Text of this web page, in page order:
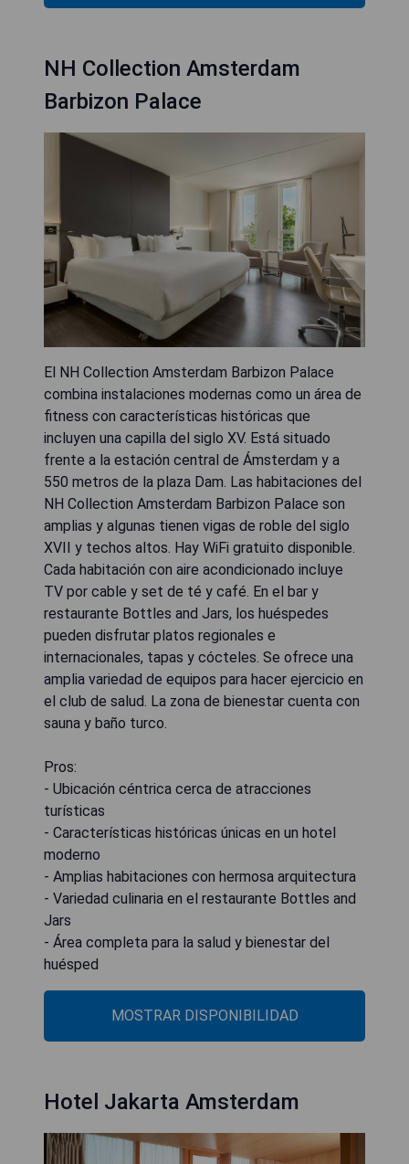
NH Collection Amsterdam
Barbizon Palace
El NH Collection Amsterdam Barbizon Palace
combina instalaciones modernas como un área de
fitness con características históricas que
incluyen una capilla del siglo XV. Está situado
frente a la estación central de Ámsterdam y a
550 metros de la plaza Dam. Las habitaciones del
NH Collection Amsterdam Barbizon Palace son
amplias y algunas tienen vigas de roble del siglo
XVII y techos altos. Hay WiFi gratuito disponible.
Cada habitación con aire acondicionado incluye
TV por cable y set de té y café. En el bar y
restaurante Bottles and Jars, los huéspedes
pueden disfrutar platos regionales e
internacionales, tapas y cócteles. Se ofrece una
amplia variedad de equipos para hacer ejercicio en
el club de salud. La zona de bienestar cuenta con
sauna y baño turco.
Pros:
- Ubicación céntrica cerca de atracciones
turísticas
- Características históricas únicas en un hotel
moderno
- Amplias habitaciones con hermosa arquitectura
- Variedad culinaria en el restaurante Bottles and
Jars
- Área completa para la salud y bienestar del
huésped
MOSTRAR DISPONIBILIDAD
Hotel Jakarta Amsterdam